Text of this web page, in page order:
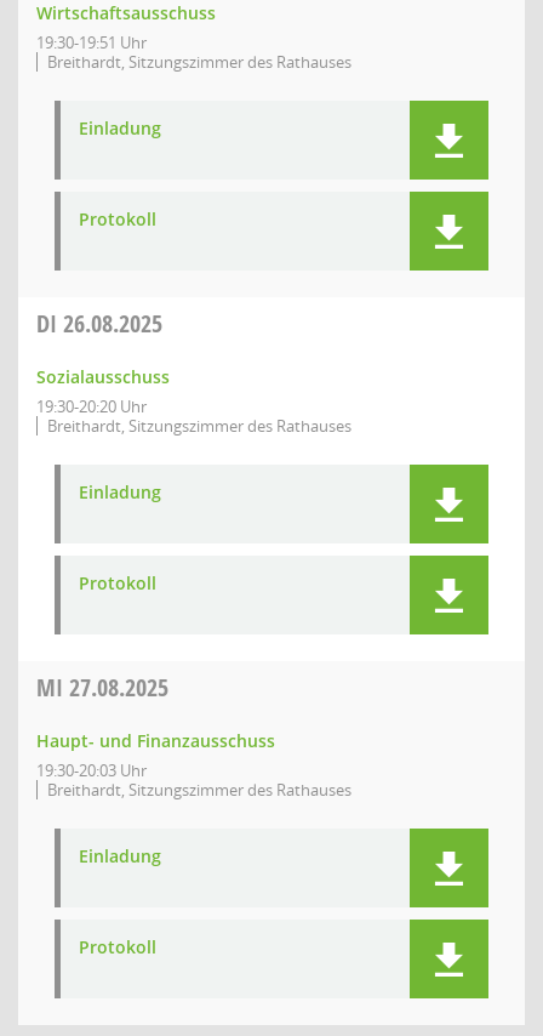
Wirtschaftsausschuss
19:30-19:51 Uhr
Breithardt, Sitzungszimmer des Rathauses
Einladung
Protokoll
DI 26.08.2025
Sozialausschuss
19:30-20:20 Uhr
Breithardt, Sitzungszimmer des Rathauses
Einladung
Protokoll
MI 27.08.2025
Haupt- und Finanzausschuss
19:30-20:03 Uhr
Breithardt, Sitzungszimmer des Rathauses
Einladung
Protokoll